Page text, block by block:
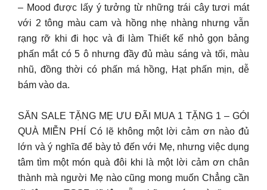
– Mood được lấy ý tưởng từ những trái cây tươi mát
với 2 tông màu cam và hồng nhẹ nhàng nhưng vẫn
rạng rỡ khi đi học và đi làm Thiết kế nhỏ gọn bảng
phấn mắt có 5 ô nhưng đầy đủ màu sáng và tối, màu
nhũ, đồng thời có phấn má hồng, Hạt phấn mịn, dễ
bám vào da.
SĂN SALE TẶNG MẸ ƯU ĐÃI MUA 1 TẶNG 1 – GÓI
QUÀ MIỄN PHÍ Có lẽ không một lời cảm ơn nào đủ
lớn và ý nghĩa để bày tỏ đến với Mẹ, nhưng việc dụng
tâm tìm một món quà đôi khi là một lời cảm ơn chân
thành mà người Mẹ nào cũng mong muốn Chẳng cần